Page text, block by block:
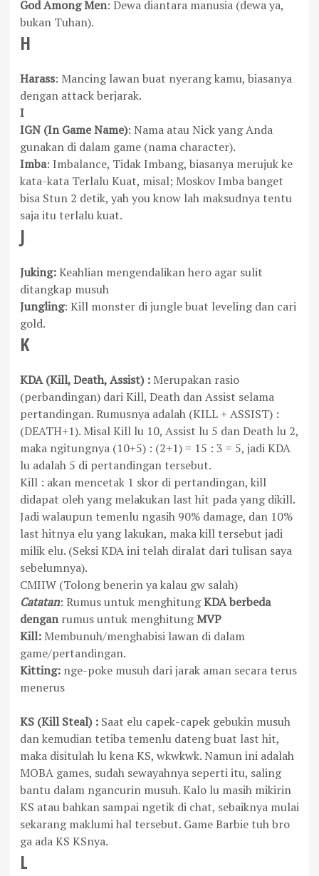
God Among Men: Dewa diantara manusia (dewa ya,
bukan Tuhan).
H
Harass: Mancing lawan buat nyerang kamu, biasanya
dengan attack berjarak.
I
IGN (In Game Name): Nama atau Nick yang Anda
gunakan di dalam game (nama character).
Imba: Imbalance, Tidak Imbang, biasanya merujuk ke
kata-kata Terlalu Kuat, misal; Moskov Imba banget
bisa Stun 2 detik, yah you know lah maksudnya tentu
saja itu terlalu kuat.
J
Juking:Keahlian mengendalikan hero agar sulit
ditangkap musuh
Jungling: Kill monster di jungle buat leveling dan cari
gold.
K
KDA(Kill, Death, Assist) : Merupakan rasio
(perbandingan) dari Kill, Death dan Assist selama
pertandingan. Rumusnya adalah (KILL + ASSIST) :
(DEATH+1). Misal Kill lu 10, Assist lu 5 dan Death lu 2,
maka ngitungnya (10+5) : (2+1) = 15 : 3 = 5, jadi KDA
lu adalah 5 di pertandingan tersebut.
Kill : akan mencetak 1 skor di pertandingan, kill
didapat oleh yang melakukan last hit pada yang dikill.
Jadi walaupun temenlu ngasih 90% damage, dan 10%
last hitnya elu yang lakukan, maka kill tersebut jadi
milik elu. (Seksi KDA ini telah diralat dari tulisan saya
sebelumnya).
CMIIW (Tolong benerin ya kalau gw salah)
Catatan: Rumus untuk menghitungKDA berbeda
denganrumus untuk menghitungMVP
Kill: Membunuh/menghabisi lawan di dalam
game/pertandingan.
Kitting: nge-poke musuh dari jarak aman secara terus
menerus
KS (Kill Steal) : Saat elu capek-capek gebukin musuh
dan kemudian tetiba temenlu dateng buat last hit,
maka disitulah lu kena KS, wkwkwk. Namun ini adalah
MOBA games, sudah sewayahnya seperti itu, saling
bantu dalam ngancurin musuh. Kalo lu masih mikirin
KS atau bahkan sampai ngetik di chat, sebaiknya mulai
sekarang maklumi hal tersebut. Game Barbie tuh bro
ga ada KS KSnya.
L